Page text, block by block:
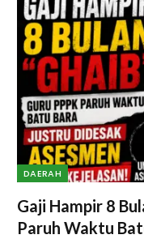
DAERAH
Gaji Hampir 8
Paruh Waktu